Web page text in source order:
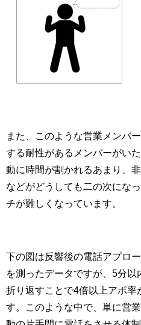
また、このような営業メンバ
する耐性があるメンバーがい
動に時間が割かれるあまり、
などがどうしても二の次にな
チが難しくなっています。
下の図は反響後の電話アプロ
を測ったデータですが、5分
折り返すことで4倍以上アポ率
す。このような中で、単に営